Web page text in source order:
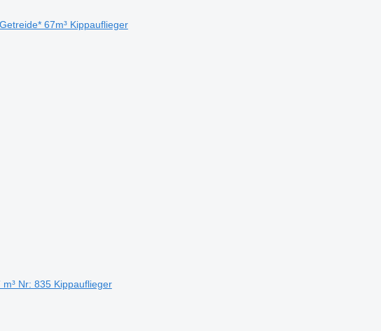
67m³ Kippauflieger
Nr: 835 Kippauflieger